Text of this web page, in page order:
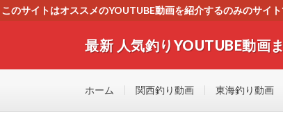
このサイトはオススメのYOUTUBE動画を紹介するのみのサイ
最新 人気釣りYOUTUBE動画
す！！
ホーム 関西釣り動画 東海釣り動画